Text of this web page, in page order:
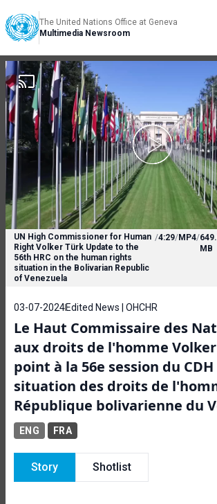
The United Nations Office at Geneva
Multimedia Newsroom
UN High Commissioner for Human
Right Volker Türk Update to the
56th HRC on the human rights
situation in the Bolivarian Republic
of Venezuela
/4:29/MP4/
MB
03-07-2024Edited News | OHCHR
Le Haut Commissaire des
aux droits de l'homme
point à la 56e session du
situation des droits de
République bolivarienne du
ENG FRA
Story Shotlist